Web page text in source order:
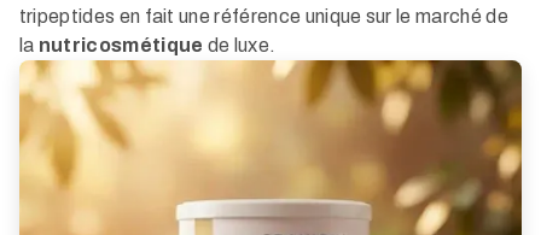
tripeptides en fait une référence unique sur le marché de
la nutricosmétique de luxe.